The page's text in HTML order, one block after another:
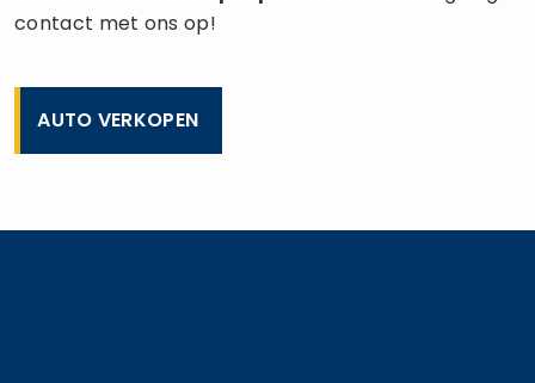
contact met ons op!
AUTO VERKOPEN